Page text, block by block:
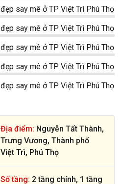
Địa điểm: Nguyễn Tất Thành,
Trưng Vương, Thành phố
Việt Trì, Phú Thọ
Số tầng: 2 tầng chính, 1 tầng